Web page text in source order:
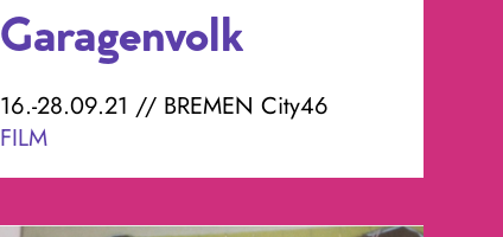
Garagenvolk
16.-28.09.21 // BREMEN City46
FILM